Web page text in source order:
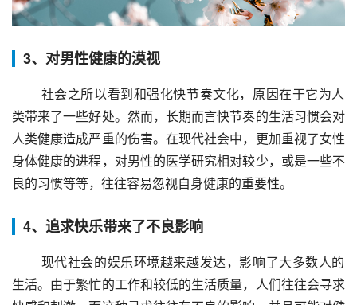
3、对男性健康的漠视
类带来了一些好处。然而，长期而言快节奏的生活习惯会对
人类健康造成严重的伤害。在现代社会中，更加重视了女性
身体健康的进程，对男性的医学研究相对较少，或是一些不
良的习惯等等，往往容易忽视自身健康的重要性。
4、追求快乐带来了不良影响
生活。由于繁忙的工作和较低的生活质量，人们往往会寻求